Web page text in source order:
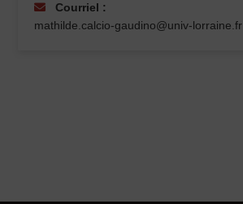
Courriel :
mathilde.calcio-gaudino@univ-lorraine.fr